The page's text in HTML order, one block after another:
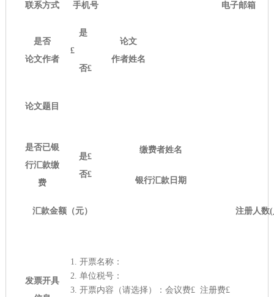
联系方式 手机号 电子邮箱
是否
论文作者
是
£
否£
论文
作者姓名
论文题目
是否已银
行汇款缴
费
是£
否£
缴费者姓名
银行汇款日期
汇款金额（元） 注册人数
发票开具
1. 开票名称：
2. 单位税号：
3. 开票内容（请选择）：会议费£注册费£